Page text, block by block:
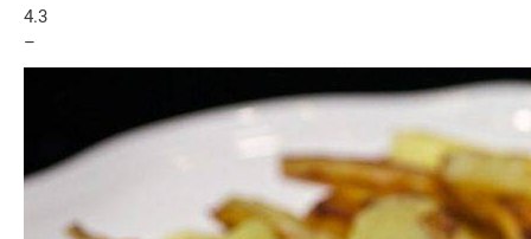
4.3
–